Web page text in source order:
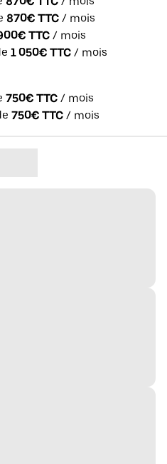
870€ TTC / mois
TTC / mois
1 050€ TTC / mois
750€ TTC / mois
750€ TTC / mois